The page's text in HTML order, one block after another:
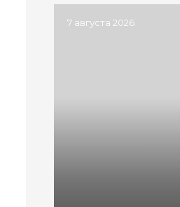
7 августа 2026